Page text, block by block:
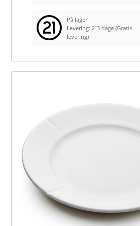
På lager
Levering: 2-3 dage(Gratis
levering)